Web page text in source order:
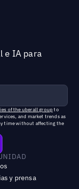
e IA para
of the uberall groupto
and market trends as
time without affecting the
y prensa